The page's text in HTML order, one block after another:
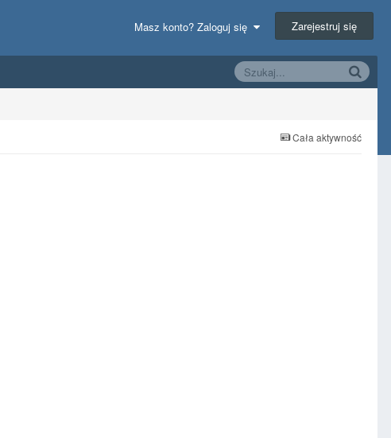
Masz konto? Zaloguj się Zarejestruj się
Cała aktywność